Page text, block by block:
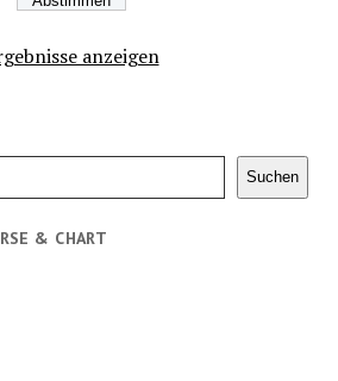
anzeigen
Suchen
& CHART